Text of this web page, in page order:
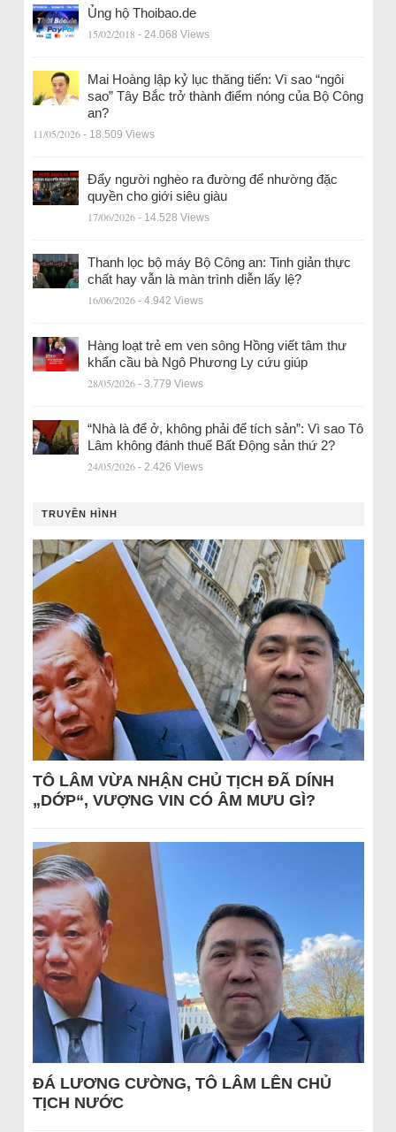
Ủng hộ Thoibao.de
15/02/2018 - 24.068 Views
Mai Hoàng lập kỷ lục thăng tiến: Vì sao “ngôi
sao” Tây Bắc trở thành điểm nóng của Bộ Công
an?
11/05/2026 - 18.509 Views
Đẩy người nghèo ra đường để nhường đặc
quyền cho giới siêu giàu
17/06/2026 - 14.528 Views
Thanh lọc bộ máy Bộ Công an: Tinh giản thực
chất hay vẫn là màn trình diễn lấy lệ?
16/06/2026 - 4.942 Views
Hàng loạt trẻ em ven sông Hồng viết tâm thư
khẩn cầu bà Ngô Phương Ly cứu giúp
28/05/2026 - 3.779 Views
“Nhà là để ở, không phải để tích sản”: Vì sao Tô
Lâm không đánh thuế Bất Động sản thứ 2?
24/05/2026 - 2.426 Views
TRUYỀN HÌNH
TÔ LÂM VỪA NHẬN CHỦ TỊCH ĐÃ DÍNH
„DỚP“, VƯỢNG VIN CÓ ÂM MƯU GÌ?
ĐÁ LƯƠNG CƯỜNG, TÔ LÂM LÊN CHỦ
TỊCH NƯỚC